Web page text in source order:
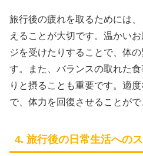
旅行後の疲れを取るためには
えることが大切です。温かい
ジを受けたりすることで、体
す。また、バランスの取れた
りと摂ることも重要です。適
で、体力を回復させることがで
4. 旅行後の日常生活への